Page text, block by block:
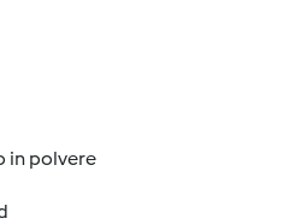
in polvere